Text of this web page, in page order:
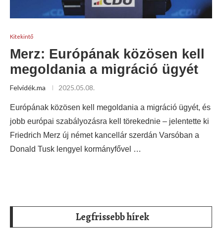
Kitekintő
Merz: Európának közösen kell
megoldania a migráció ügyét
Felvidék.ma 2025.05.08.
Európának közösen kell megoldania a migráció ügyét, és
jobb európai szabályozásra kell törekednie – jelentette ki
Friedrich Merz új német kancellár szerdán Varsóban a
Donald Tusk lengyel kormányfővel …
Legfrissebb hírek